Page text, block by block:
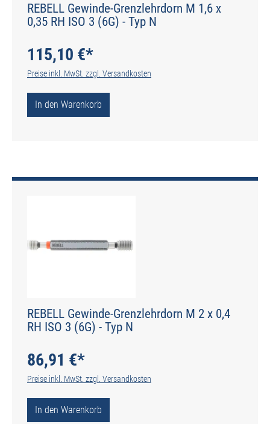
REBELL Gewinde-Grenzlehrdorn M 1,6 x
0,35 RH ISO 3 (6G) - Typ N
115,10 €*
Preise inkl. MwSt. zzgl. Versandkosten
In den Warenkorb
REBELL Gewinde-Grenzlehrdorn M 2 x 0,4
RH ISO 3 (6G) - Typ N
86,91 €*
Preise inkl. MwSt. zzgl. Versandkosten
In den Warenkorb